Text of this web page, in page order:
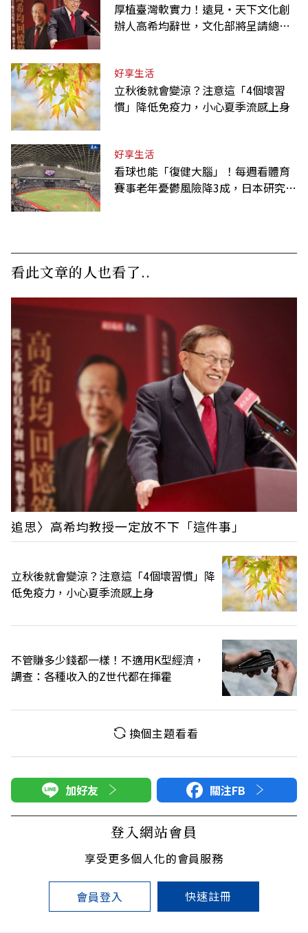
厚植臺灣軟實力！遠見‧天下文化創
辦人高希均辭世，文化部將呈請總統
好享生活
立秋後就會變涼？注意這「4個壞習
慣」降低免疫力，小心夏季流感上身
好享生活
看球也能「復健大腦」！每週看體育
賽事老年憂鬱風險降3成，日本研究：
看此文章的人也看了..
追思〉高希均教授一定放不下「這件事」
立秋後就會變涼？注意這「4個壞習慣」降
低免疫力，小心夏季流感上身
不管賺多少錢都一樣！不適用K型經濟，
調查：各種收入的Z世代都在揮霍
換個主題看看
加好友 關注FB
登入網站會員
享受更多個人化的會員服務
會員登入 快速註冊